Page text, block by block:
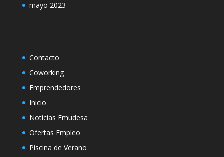
mayo 2023
Contacto
Coworking
Emprendedores
Inicio
Noticias Emudesa
Ofertas Empleo
Piscina de Verano